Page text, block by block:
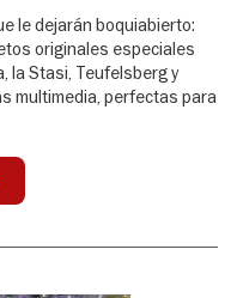
le dejarán boquiabierto:
originales especiales
la Stasi, Teufelsberg y
multimedia, perfectas para